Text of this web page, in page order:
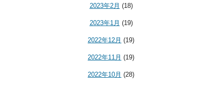
2023年2月 (18)
2023年1月 (19)
2022年12月 (19)
2022年11月 (19)
2022年10月 (28)